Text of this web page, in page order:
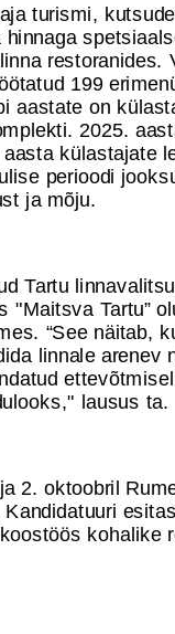
turismi,
restoranides.
199
aastate on
2025.
külastajate
perioodi
ja mõju.
Tartu
"Maitsva Tartu”
“See näitab,
linnale arenev
lausus ta.
2. oktoobril
kohalike